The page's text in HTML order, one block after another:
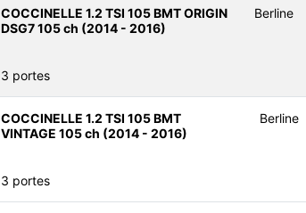
COCCINELLE 1.2 TSI 105 BMT ORIGIN
DSG7 105 ch (2014 - 2016)
Berline
3 portes
COCCINELLE 1.2 TSI 105 BMT
VINTAGE 105 ch (2014 - 2016)
Berline
3 portes